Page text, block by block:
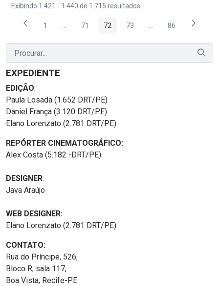
Exibindo 1.421 - 1.440 de 1.715 resultados.
Página
1 Páginas intermediárias Usar ABA para navegar.
Página
71 Página
72 Página
73 PáginasPágina
86
EXPEDIENTE
EDIÇÃO:
Paula Losada (1.652 DRT/PE)
Daniel França (3.120 DRT/PE)
Elano Lorenzato (2.781 DRT/PE)
REPÓRTER CINEMATOGRÁFICO:
Alex Costa (5.182 -DRT/PE)
DESIGNER:
Java Araújo
WEB DESIGNER:
Elano Lorenzato (2.781 DRT/PE)
CONTATO:
Rua do Príncipe, 526,
Bloco R, sala 117,
Boa Vista, Recife-PE.